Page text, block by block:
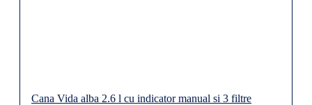
Cana Vida alba 2.6 l cu indicator manual si 3 filtre